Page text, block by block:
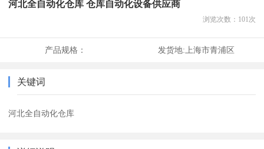
河北全自动化仓库 仓库自动化设备供应商
浏览次数： 101次
产品规格： 发货地: 上海市青浦区
关键词
河北全自动化仓库